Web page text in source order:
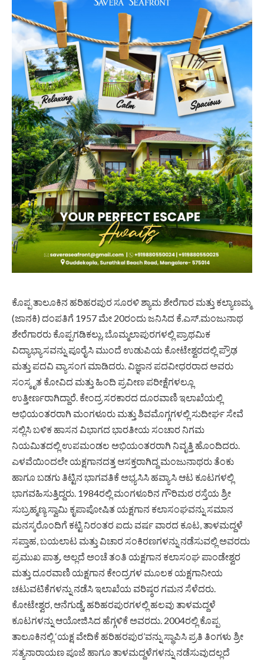
ಕೊಪ್ಪ ತಾಲೂಕಿನ ಹರಿಹರಪುರ ಸೂರಳಿ ಶ್ಯಾಮ ಶೇರೆಗಾರ ಮತ್ತು ಕಲ್ಯಾಣಮ್ಮ
(ಜಾನಕಿ) ದಂಪತಿಗೆ 1957 ಮೇ 20ರಂದು ಜನಿಸಿದ ಕೆ.ಎಸ್.ಮಂಜುನಾಥ
ಶೇರೆಗಾರರು ಕೊಪ್ಪಗಡಿಕಲ್ಲು, ಬೊಮ್ಮಲಾಪುರಗಳಲ್ಲಿ ಪ್ರಾಥಮಿಕ
ವಿದ್ಯಾಭ್ಯಾಸವನ್ನು ಪೂರೈಸಿ ಮುಂದೆ ಉಡುಪಿಯ ಕೋಟೇಶ್ವರದಲ್ಲಿ ಪ್ರೌಢ
ಮತ್ತು ಪದವಿ ವ್ಯಾಸಂಗ ಮಾಡಿದರು. ವಿಜ್ಞಾನ ಪದವೀಧರರಾದ ಅವರು
ಸಂಸ್ಕೃತ ಕೋವಿದ ಮತ್ತು ಹಿಂದಿ ಪ್ರವೀಣ ಪರೀಕ್ಷೆಗಳಲ್ಲೂ
ಉತ್ತೀರ್ಣರಾಗಿದ್ದಾರೆ. ಕೇಂದ್ರ ಸರಕಾರದ ದೂರವಾಣಿ ಇಲಾಖೆಯಲ್ಲಿ
ಅಭಿಯಂತರರಾಗಿ ಮಂಗಳೂರು ಮತ್ತು ಶಿವಮೊಗ್ಗಗಳಲ್ಲಿ ಸುದೀರ್ಘ ಸೇವೆ
ಸಲ್ಲಿಸಿ ಬಳಿಕ ಹಾಸನ ವಿಭಾಗದ ಭಾರತೀಯ ಸಂಚಾರ ನಿಗಮ
ನಿಯಮಿತದಲ್ಲಿ ಉಪಮಂಡಲ ಅಭಿಯಂತರರಾಗಿ ನಿವೃತ್ತಿ ಹೊಂದಿದರು.
ಎಳವೆಯಿಂದಲೇ ಯಕ್ಷಗಾನದತ್ತ ಆಸಕ್ತರಾಗಿದ್ದ ಮಂಜುನಾಥರು ತೆಂಕು
ಹಾಗೂ ಬಡಗು ತಿಟ್ಟಿನ ಭಾಗವತಿಕೆ ಅಭ್ಯಸಿಸಿ ಹವ್ಯಾಸಿ ಆಟ ಕೂಟಗಳಲ್ಲಿ
ಭಾಗವಹಿಸುತ್ತಿದ್ದರು. 1984ರಲ್ಲಿ ಮಂಗಳೂರಿನ ಗೌರಿಮಠ ರಸ್ತೆಯ ಶ್ರೀ
ಸುಬ್ರಹ್ಮಣ್ಯ ಸ್ವಾಮಿ ಕೃಪಾಪೋಷಿತ ಯಕ್ಷಗಾನ ಕಲಾಸಂಘವನ್ನು ಸಮಾನ
ಮನಸ್ಕರೊಂದಿಗೆ ಕಟ್ಟಿ ನಿರಂತರ ಐದು ವರ್ಷ ವಾರದ ಕೂಟ, ತಾಳಮದ್ದಳೆ
ಸಪ್ತಾಹ, ಬಯಲಾಟ ಮತ್ತು ವಿಚಾರ ಸಂಕಿರಣಗಳನ್ನು ನಡೆಸುವಲ್ಲಿ ಅವರದು
ಪ್ರಮುಖ ಪಾತ್ರ. ಅಲ್ಲದೆ ಅಂಚೆ ತಂತಿ ಯಕ್ಷಗಾನ ಕಲಾಸಂಘ ಪಾಂಡೇಶ್ವರ
ಮತ್ತು ದೂರವಾಣಿ ಯಕ್ಷಗಾನ ಕೇಂದ್ರಗಳ ಮೂಲಕ ಯಕ್ಷಗಾನೀಯ
ಚಟುವಟಿಕೆಗಳನ್ನು ನಡೆಸಿ ಇಲಾಖೆಯ ವರಿಷ್ಠರ ಗಮನ ಸೆಳೆದರು.
ಕೋಟೇಶ್ವರ, ಆನೆಗುಡ್ಡೆ, ಹರಿಹರಪುರಗಳಲ್ಲಿ ಹಲವು ತಾಳಮದ್ದಳೆ
ಕೂಟಗಳನ್ನು ಆಯೋಜಿಸಿದ ಹೆಗ್ಗಳಿಕೆ ಅವರದು. 2004ರಲ್ಲಿ ಕೊಪ್ಪ
ತಾಲೂಕಿನಲ್ಲಿ ‘ಯಕ್ಷ ವೇದಿಕೆ ಹರಿಹರಪುರ’ವನ್ನು ಸ್ಥಾಪಿಸಿ ಪ್ರತಿ ತಿಂಗಳು ಶ್ರೀ
ಸತ್ಯನಾರಾಯಣ ಪೂಜೆ ಹಾಗೂ ತಾಳಮದ್ದಳೆಗಳನ್ನು ನಡೆಸುವುದಲ್ಲದೆ